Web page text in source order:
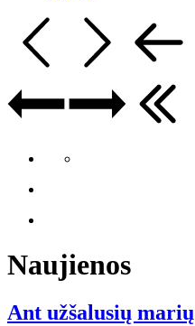
Naujienos
Ant užšalusių marių